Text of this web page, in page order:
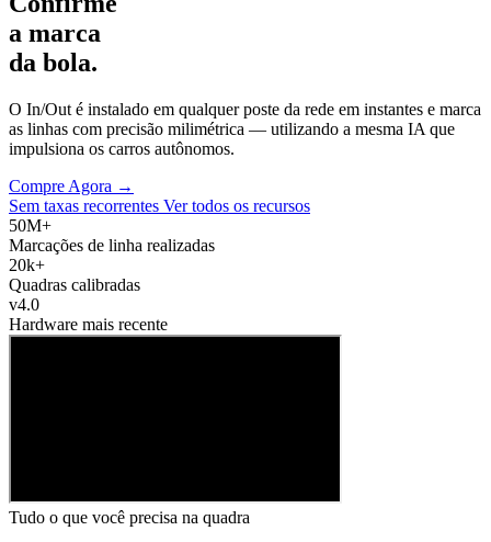
a marca
da bola.
O In/Out é instalado em qualquer poste da rede em instantes e marca
as linhas com precisão milimétrica — utilizando a mesma IA que
impulsiona os carros autônomos.
Compre Agora →
Sem taxas recorrentes Ver todos os recursos
50M+
Marcações de linha realizadas
20k+
Quadras calibradas
v4.0
Hardware mais recente
Tudo o que você precisa na quadra